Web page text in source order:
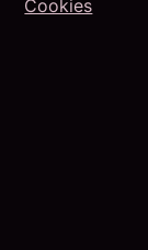
Cookies